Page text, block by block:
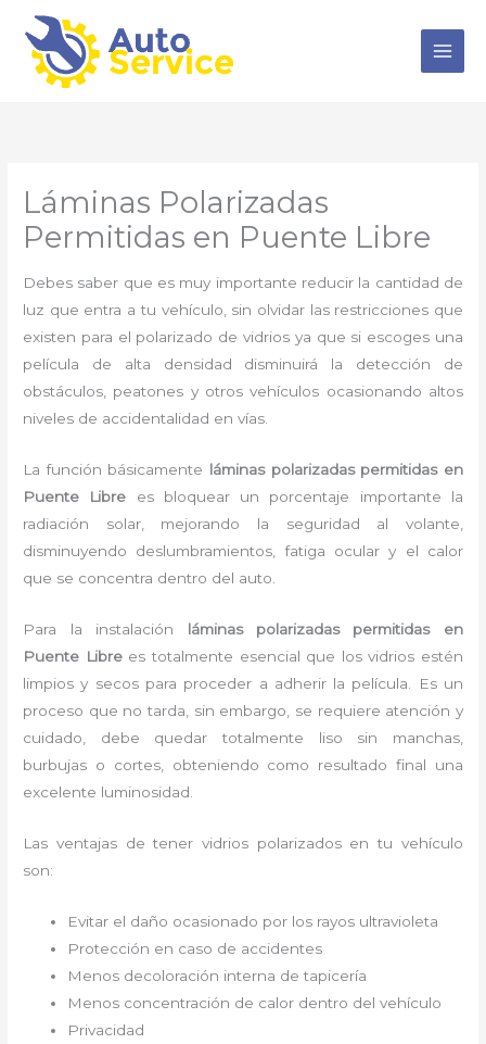
contenido
Láminas Polarizadas
Permitidas en Puente Libre
Debes saber que es muy importante reducir la cantidad de
luz que entra a tu vehículo, sin olvidar las restricciones que
existen para el polarizado de vidrios ya que si escoges una
película de alta densidad disminuirá la detección de
obstáculos, peatones y otros vehículos ocasionando altos
niveles de accidentalidad en vías.
La función básicamente láminas polarizadas permitidas en
Puente Libre es bloquear un porcentaje importante la
radiación solar, mejorando la seguridad al volante,
disminuyendo deslumbramientos, fatiga ocular y el calor
que se concentra dentro del auto.
Para la instalación láminas polarizadas permitidasen
Puente Libre es totalmente esencial que los vidrios estén
limpios y secos para proceder a adherir la película. Es un
proceso que no tarda, sin embargo, se requiere atención y
cuidado, debe quedar totalmente liso sin manchas,
burbujas o cortes, obteniendo como resultado final una
excelente luminosidad.
Las ventajas de tener vidrios polarizados en tu vehículo
son:
Evitar el daño ocasionado por los rayos ultravioleta
Protección en caso de accidentes
Menos decoloración interna de tapicería
Menos concentración de calor dentro del vehículo
Privacidad